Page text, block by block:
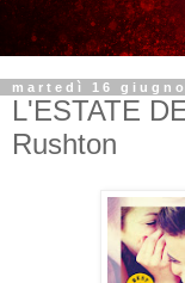
martedì 16 giugno
L'ESTATE
Rushton